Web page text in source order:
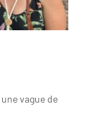
vague de